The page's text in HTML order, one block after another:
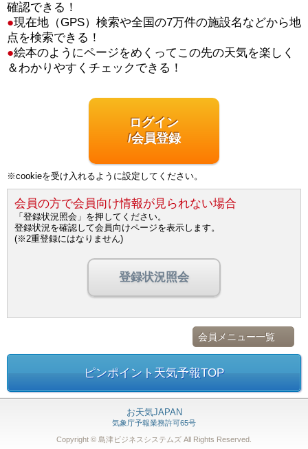
確認できる！
●現在地（GPS）検索や全国の7万件の施設名などから地
点を検索できる！
●絵本のようにページをめくってこの先の天気を楽しく
＆わかりやすくチェックできる！
ログイン
/会員登録
※cookieを受け入れるように設定してください。
会員の方で会員向け情報が見られない場合
「登録状況照会」を押してください。
登録状況を確認して会員向けページを表示します。
(※2重登録にはなりません)
登録状況照会
会員メニュー一覧
ピンポイント天気予報TOP
お天気JAPAN
気象庁予報業務許可65号
Copyright © 島津ビジネスシステムズ All Rights Reserved.